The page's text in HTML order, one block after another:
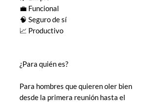
💼 Funcional
🧠 Seguro de sí
📈 Productivo
¿Para quién es?
Para hombres que quieren oler bien
desde la primera reunión hasta el